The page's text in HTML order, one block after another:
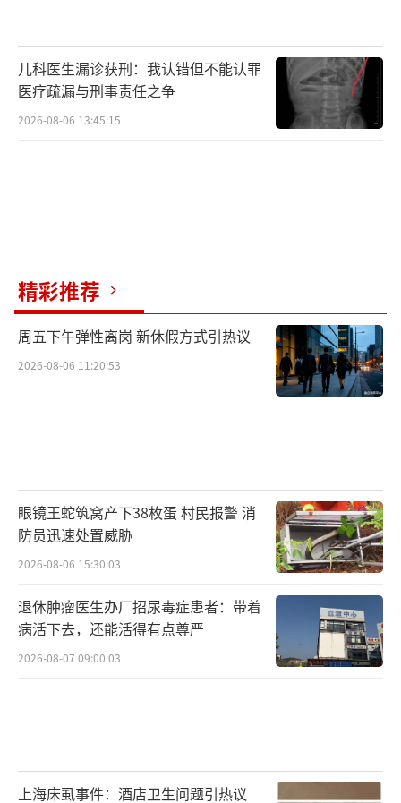
全力守护沿线27座大中城市受水区群众春节期
间供水安全。
作为南水北调后续工程首个开工项目，引
江补汉工程正加速推进。春节期间，数百名建
中国南水北调集团江汉水网建设开发有限
公司引江补汉工程建设管理三部质量安全处处
长张伟：这相当于给设备做一次深度的系统性
体检，及时消除隐患，保障节后以最佳工况投
入高强度掘进，为高质量推进工程建设打好基
础。
同、地下集群作业”的攻坚态势。（责任编辑：007
儿科医生漏诊获刑：我认错但不能认罪
医疗疏漏与刑事责任之争
2026-08-06 13:45:15
精彩推荐
周五下午弹性离岗 新休假方式引热议
2026-08-06 11:20:53
眼镜王蛇筑窝产下38枚蛋 村民报警 消
防员迅速处置威胁
2026-08-06 15:30:03
退休肿瘤医生办厂招尿毒症患者：带着
病活下去，还能活得有点尊严
2026-08-07 09:00:03
上海床虱事件：酒店卫生问题引热议